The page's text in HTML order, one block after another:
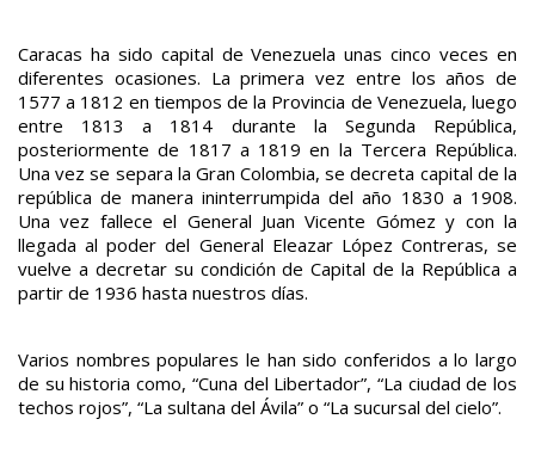
Caracas ha sido capital de Venezuela unas cinco veces en
diferentes ocasiones. La primera vez entre los años de
1577 a 1812 en tiempos de la Provincia de Venezuela, luego
entre 1813 a 1814 durante la Segunda República,
posteriormente de 1817 a 1819 en la Tercera República.
Una vez se separa la Gran Colombia, se decreta capital de la
república de manera ininterrumpida del año 1830 a 1908.
Una vez fallece el General Juan Vicente Gómez y con la
llegada al poder del General Eleazar López Contreras, se
vuelve a decretar su condición de Capital de la República a
partir de 1936 hasta nuestros días.
Varios nombres populares le han sido conferidos a lo largo
de su historia como, “Cuna del Libertador”, “La ciudad de los
techos rojos”, “La sultana del Ávila” o “La sucursal del cielo”.